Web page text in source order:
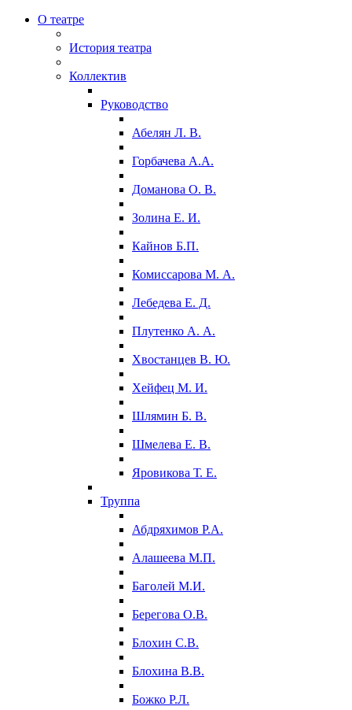
О театре
История театра
Коллектив
Руководство
Абелян Л. В.
Горбачева А.А.
Доманова О. В.
Золина Е. И.
Кайнов Б.П.
Комиссарова М. А.
Лебедева Е. Д.
Плутенко А. А.
Хвостанцев В. Ю.
Хейфец М. И.
Шлямин Б. В.
Шмелева Е. В.
Яровикова Т. Е.
Труппа
Абдряхимов Р.А.
Алашеева М.П.
Баголей М.И.
Берегова О.В.
Блохин С.В.
Блохина В.В.
Божко Р.Л.